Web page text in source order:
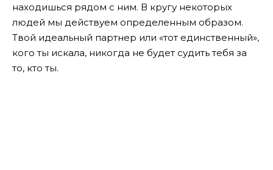
находишься рядом с ним. В кругу некоторых
людей мы действуем определенным образом.
Твой идеальный партнер или «тот единственный»,
кого ты искала, никогда не будет судить тебя за
то, кто ты.